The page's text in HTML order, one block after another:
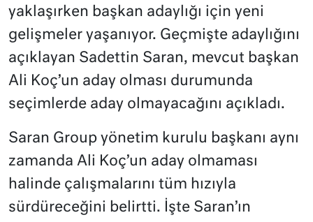
yaklaşırken başkan adaylığı için yeni
gelişmeler yaşanıyor. Geçmişte adaylığını
açıklayan Sadettin Saran, mevcut başkan
Ali Koç’un aday olması durumunda
seçimlerde aday olmayacağını açıkladı.
Saran Group yönetim kurulu başkanı aynı
zamanda Ali Koç’un aday olmaması
halinde çalışmalarını tüm hızıyla
sürdüreceğini belirtti. İşte Saran’ın